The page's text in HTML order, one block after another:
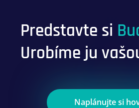
Predstavte si
Urobíme ju
Naplánujte si